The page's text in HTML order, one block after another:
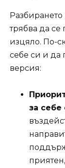
Разбирането
трябва да се
изцяло. По-
себе си и да
версия:
за себе